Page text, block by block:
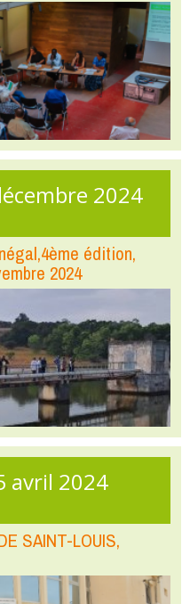
2024
édition,
2024
avril 2024
SAINT-LOUIS,